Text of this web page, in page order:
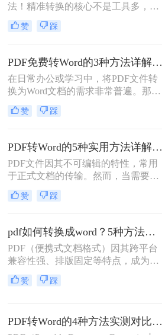
法！精准转换的核心不是工具多，而
是选对适配场景”职场中，“PDF 转
Word” 是高频刚需 —— 项目报告需提
论文需调整格式，稍有不慎就会出现
排版错乱、文字丢失、表格变形等问
题。
赞 踩
PDF免费转Word的3种方法详解：复制粘贴、在线工具与Word内置转换效果对比！
在日常办公或学习中，将PDF文件转
换为Word文档的需求非常普遍。那么
pdf怎么免费转换成word文档呢？本文
将重点介绍三种免费且无需专业技能
赞 踩
PDF转Word的5种实用方法详解：含扫描件OCR处理与格式校对指南！
PDF文件因其不可编辑的特性，常用
于正式文档的传输。然而，当需要对
PDF内容进行修改时，将其转换为可
编辑的Word文档是必要的。那么pdf
常见且高效的方法，帮助您快速完成
转换。
赞 踩
pdf如何转换成word？5种方法从免费到编程实测对比！
PDF（便携式文档格式）因其跨平台
兼容性强、排版固定等特点，成为文
档共享和存档的首选。但若需编辑内
容或调整格式，需将PDF转换为
户高效完成转换。
赞 踩
PDF转Word的4种方法实测对比（附还原度对比表）！